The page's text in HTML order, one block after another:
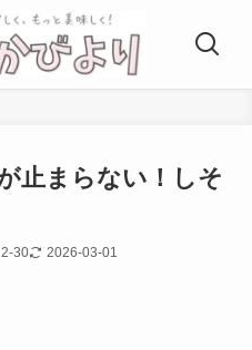
止まらない！しそ
30 2026-03-01